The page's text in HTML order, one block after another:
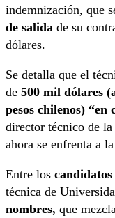
indemnización, que
de salida de su
dólares.
Se detalla que el
de 500 mil dólares
pesos chilenos) “en
director técnico de
ahora se enfrenta a
Entre los
técnica de
nombres, que